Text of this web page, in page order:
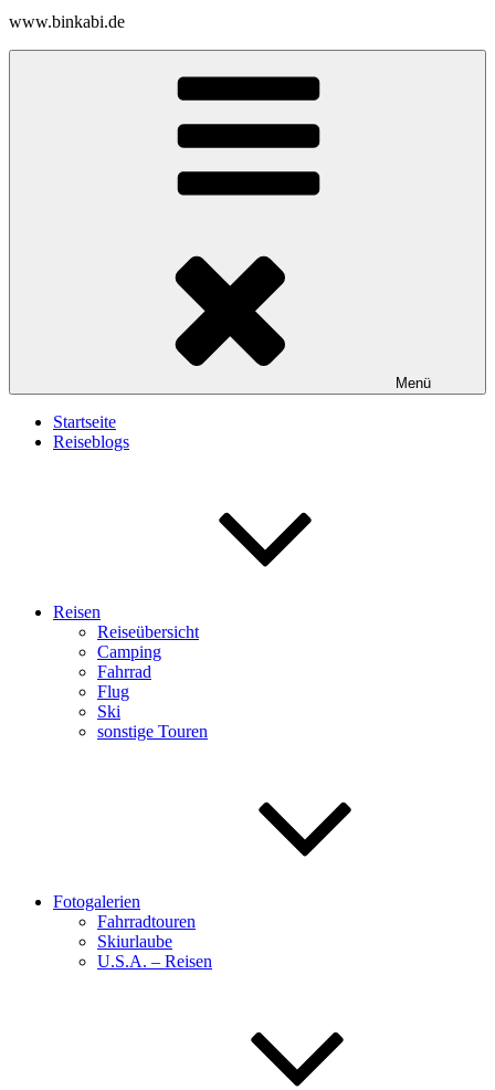
www.binkabi.de
Menü
Startseite
Reiseblogs
Reisen
Reiseübersicht
Camping
Fahrrad
Flug
Ski
sonstige Touren
Fotogalerien
Fahrradtouren
Skiurlaube
U.S.A. – Reisen